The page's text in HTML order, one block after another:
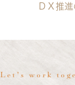
ＤＸ推
Let's work